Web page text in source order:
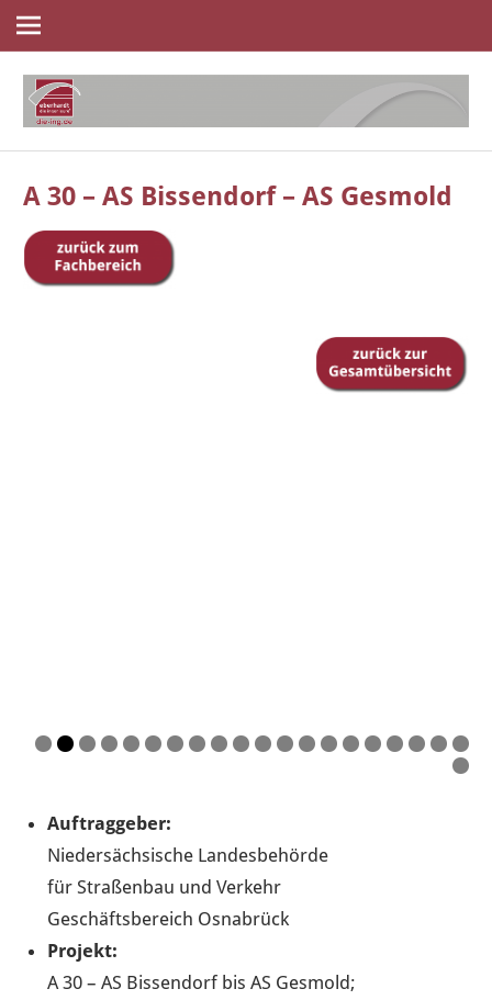
Navigation
Inhalt
springen
eberhardt
A 30 – AS Bissendorf – AS Gesmold
Auftraggeber:
Niedersächsische Landesbehörde
für Straßenbau und Verkehr
Geschäftsbereich Osnabrück
Projekt:
A 30 – AS Bissendorf bis AS Gesmold;